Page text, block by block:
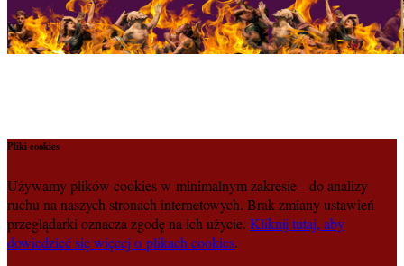
Pliki cookies
Używamy plików cookies w minimalnym zakresie - do analizy
ruchu na naszych stronach internetowych. Brak zmiany ustawień
przeglądarki oznacza zgodę na ich użycie. Kliknij tutaj, aby
dowiedzieć się więcej o plikach cookies.